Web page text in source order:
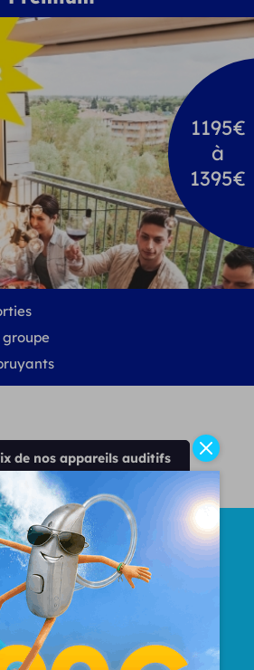
1195€
à
1395€
groupe
de nos appareils auditifs
Total d'oreilles